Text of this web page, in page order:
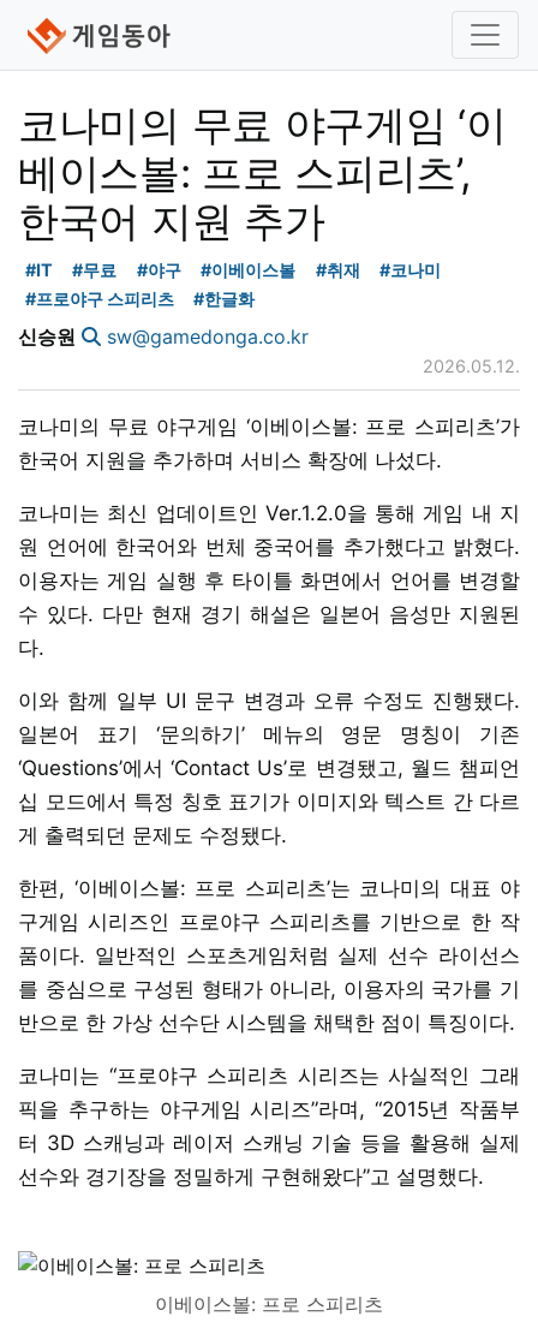
코나미의 무료 야구게임 ‘이
베이스볼: 프로 스피리츠’,
한국어 지원 추가
#IT #무료 #야구 #이베이스볼 #취재
#코나미
#프로야구 스피리츠
#한글화
신승원 sw@gamedonga.co.kr
2026.05.12.
코나미의 무료 야구게임 ‘이베이스볼: 프로 스피리츠’가
한국어 지원을 추가하며 서비스 확장에 나섰다.
코나미는 최신 업데이트인 Ver.1.2.0을 통해 게임 내 지
원 언어에 한국어와 번체 중국어를 추가했다고 밝혔다.
이용자는 게임 실행 후 타이틀 화면에서 언어를 변경할
수 있다. 다만 현재 경기 해설은 일본어 음성만 지원된
다.
이와 함께 일부 UI 문구 변경과 오류 수정도 진행됐다.
일본어 표기 ‘문의하기’ 메뉴의 영문 명칭이 기존
‘Questions’에서 ‘Contact Us’로 변경됐고, 월드 챔피언
십 모드에서 특정 칭호 표기가 이미지와 텍스트 간 다르
게 출력되던 문제도 수정됐다.
한편, ‘이베이스볼: 프로 스피리츠’는 코나미의 대표 야
구게임 시리즈인 프로야구 스피리츠를 기반으로 한 작
품이다. 일반적인 스포츠게임처럼 실제 선수 라이선스
를 중심으로 구성된 형태가 아니라, 이용자의 국가를 기
반으로 한 가상 선수단 시스템을 채택한 점이 특징이다.
코나미는 “프로야구 스피리츠 시리즈는 사실적인 그래
픽을 추구하는 야구게임 시리즈”라며, “2015년 작품부
터 3D 스캐닝과 레이저 스캐닝 기술 등을 활용해 실제
선수와 경기장을 정밀하게 구현해왔다”고 설명했다.
이베이스볼: 프로 스피리츠